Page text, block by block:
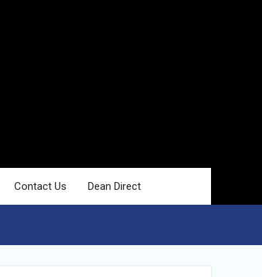
Contact Us Dean Direct